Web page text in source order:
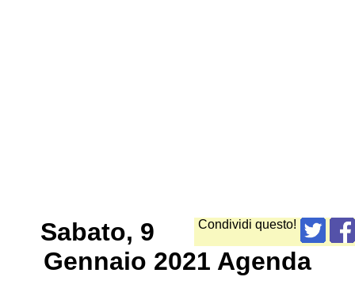
Condividi questo!
Sabato, 9
Gennaio 2021 Agenda